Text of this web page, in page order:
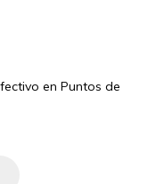
en Puntos de